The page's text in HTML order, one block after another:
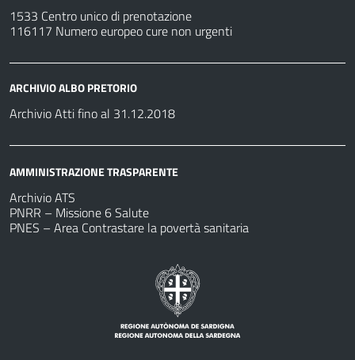
1533 Centro unico di prenotazione
116117 Numero europeo cure non urgenti
ARCHIVIO ALBO PRETORIO
Archivio Atti fino al 31.12.2018
AMMINISTRAZIONE TRASPARENTE
Archivio ATS
PNRR – Missione 6 Salute
PNES – Area Contrastare la povertà sanitaria